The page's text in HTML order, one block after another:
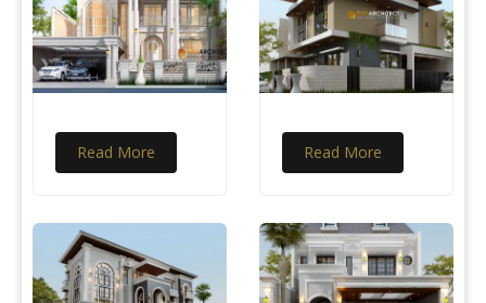
Read More Read More